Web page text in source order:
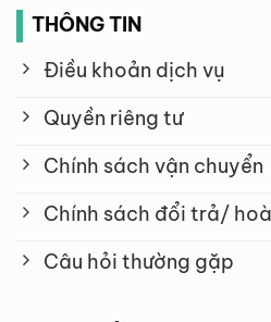
THÔNG TIN
Điều khoản dịch vụ
Quyền riêng tư
Chính sách vận chuyển
Chính sách đổi trả/
Câu hỏi thường gặp